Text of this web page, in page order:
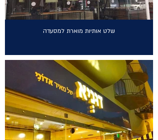
שלט אותיות מוארת למסעדה